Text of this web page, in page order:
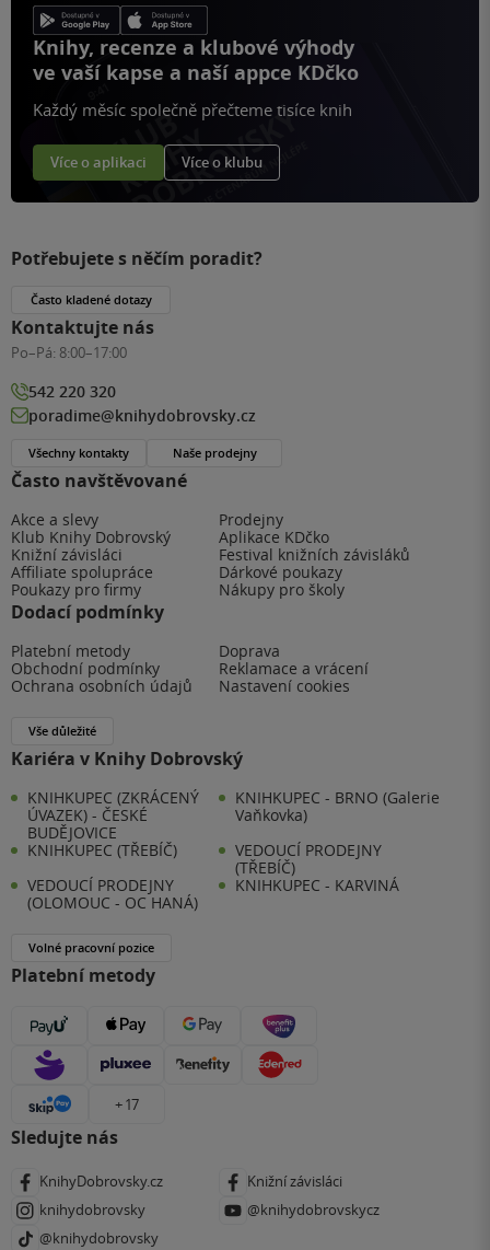
Knihy, recenze a klubové výhody
ve vaší kapse a naší appce KDčko
Každý měsíc společně přečteme tisíce knih
Více o aplikaci Více o klubu
Často navštěvované
Akce a slevy
Prodejny
Klub Knihy Dobrovský
Aplikace KDčko
Knižní závisláci
Festival knižních závisláků
Affiliate spolupráce
Dárkové poukazy
Poukazy pro firmy
Nákupy pro školy
Dodací podmínky
Platební metody
Doprava
Obchodní podmínky
Reklamace a vrácení
Ochrana osobních údajů
Nastavení cookies
Vše důležité
Kariéra v Knihy Dobrovský
KNIHKUPEC (ZKRÁCENÝ
ÚVAZEK) - ČESKÉ
BUDĚJOVICE
KNIHKUPEC - BRNO (Galerie
Vaňkovka)
KNIHKUPEC (TŘEBÍČ)
VEDOUCÍ PRODEJNY
(TŘEBÍČ)
VEDOUCÍ PRODEJNY
(OLOMOUC - OC HANÁ)
KNIHKUPEC - KARVINÁ
Volné pracovní pozice
Platební metody
+ 17
Sledujte nás
KnihyDobrovsky.cz
Knižní závisláci
knihydobrovsky
@knihydobrovskycz
@knihydobrovsky
Potřebujete s něčím poradit?
Často kladené dotazy
Kontaktujte nás
Po–Pá: 8:00–17:00
542 220 320
poradime@knihydobrovsky.cz
Všechny kontakty Naše prodejny